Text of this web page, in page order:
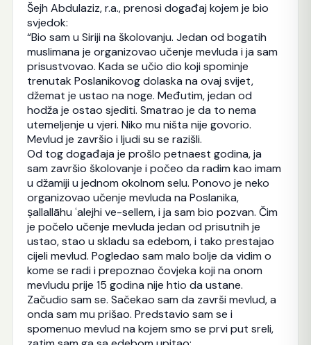
Šejh Abdulaziz, r.a., prenosi događaj kojem je bio
svjedok:
“Bio sam u Siriji na školovanju. Jedan od bogatih
muslimana je organizovao učenje mevluda i ja sam
prisustvovao. Kada se učio dio koji spominje
trenutak Poslanikovog dolaska na ovaj svijet,
džemat je ustao na noge. Međutim, jedan od
hodža je ostao sjediti. Smatrao je da to nema
utemeljenje u vjeri. Niko mu ništa nije govorio.
Mevlud je završio i ljudi su se razišli.
Od tog događaja je prošlo petnaest godina, ja
sam završio školovanje i počeo da radim kao imam
u džamiji u jednom okolnom selu. Ponovo je neko
organizovao učenje mevluda na Poslanika,
ṣallallāhu ʿalejhi ve-sellem, i ja sam bio pozvan. Čim
je počelo učenje mevluda jedan od prisutnih je
ustao, stao u skladu sa edebom, i tako prestajao
cijeli mevlud. Pogledao sam malo bolje da vidim o
kome se radi i prepoznao čovjeka koji na onom
mevludu prije 15 godina nije htio da ustane.
Začudio sam se. Sačekao sam da završi mevlud, a
onda sam mu prišao. Predstavio sam se i
spomenuo mevlud na kojem smo se prvi put sreli,